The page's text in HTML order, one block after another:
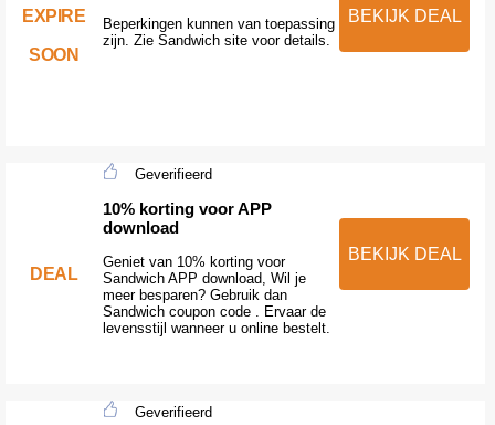
EXPIRE
SOON
Beperkingen kunnen van toepassing
zijn. Zie Sandwich site voor details.
BEKIJK DEAL
DEAL
Geverifieerd
10% korting voor APP
download
Geniet van 10% korting voor
Sandwich APP download, Wil je
meer besparen? Gebruik dan
Sandwich coupon code . Ervaar de
levensstijl wanneer u online bestelt.
BEKIJK DEAL
Geverifieerd